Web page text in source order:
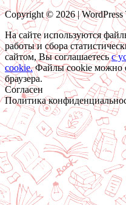
Copyright © 2026 |
На сайте используются
работы и сбора
сайтом, Вы соглашаетесьc
cookie.Файлы cookie можно
браузера.
Согласен
Политика